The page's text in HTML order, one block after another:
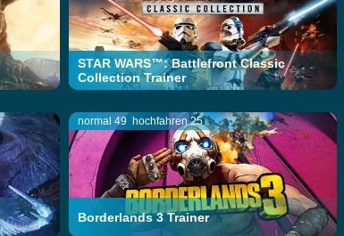
STAR WARS™: Battlefront Classic
Collection Trainer
normal 49 hochfahren 25
Borderlands 3 Trainer